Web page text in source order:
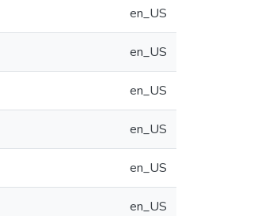
en_US
en_US
en_US
en_US
en_US
en_US